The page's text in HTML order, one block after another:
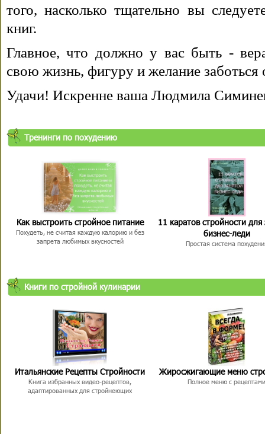
того, насколько тщательно вы
книг.
Главное, что должно у вас быть -
свою жизнь, фигуру и желание заботься
Удачи! Искренне ваша Людмила
Тренинги по похудению
Как выстроить стройное питание
Похудеть, не считая каждую калорию и без
запрета любимых вкусностей
11 каратов стройности для
бизнес-леди
Простая система
Книги по стройной кулинарии
Итальянские Рецепты Стройности
Книга избранных видео-рецептов,
адаптированных для стройнеющих
Жиросжигающие меню
Полное меню с рецептами